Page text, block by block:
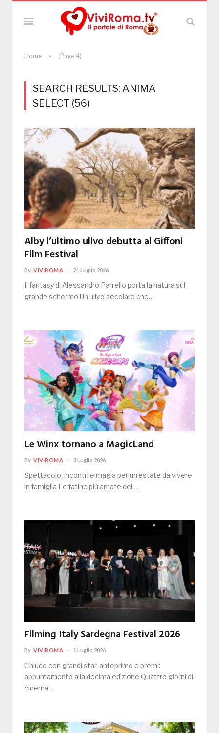
Home » (Page 4)
SEARCH RESULTS: ANIMA
SELECT (56)
Alby l’ultimo ulivo debutta al Giffoni
Film Festival
By VIVIROMA 21 Luglio 2026
Il fantasy di Alessandro Parrello porta la natura sul
grande schermo Un ulivo secolare che…
Le Winx tornano a MagicLand
By VIVIROMA 3 Luglio 2026
Spettacolo, incontri e magia per un’estate da vivere
in famiglia Le fatine più amate del…
Filming Italy Sardegna Festival 2026
By VIVIROMA 1 Luglio 2026
Chiude con grandi star, anteprime e premi:
appuntamento alla decima edizione Quattro giorni di
cinema,…